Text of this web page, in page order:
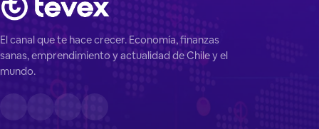
El canal que te hace crecer. Economía, finanzas
sanas, emprendimiento y actualidad de Chile y el
mundo.